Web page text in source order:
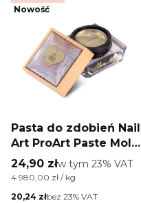
Nowość
Pasta do zdobień Nail
Art ProArt Paste Molly
Nails White Gold
HEMA/Di-HEMA Free
Cena brutto
24,90 złw tym %s VAT
w tym 23% VAT
Cena jednostkowa brutto
4 980,00 zł / kg
Cena netto
20,24 złbez 23% VAT